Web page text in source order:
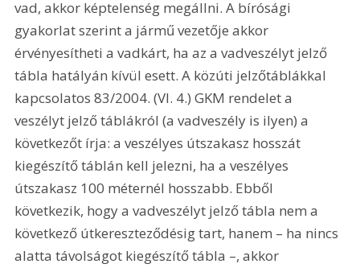
vad, akkor képtelenség megállni. A bírósági
gyakorlat szerint a jármű vezetője akkor
érvényesítheti a vadkárt, ha az a vadveszélyt jelző
tábla hatályán kívül esett. A közúti jelzőtáblákkal
kapcsolatos 83/2004. (VI. 4.) GKM rendelet a
veszélyt jelző táblákról (a vadveszély is ilyen) a
következőt írja: a veszélyes útszakasz hosszát
kiegészítő táblán kell jelezni, ha a veszélyes
útszakasz 100 méternél hosszabb. Ebből
következik, hogy a vadveszélyt jelző tábla nem a
következő útkereszteződésig tart, hanem – ha nincs
alatta távolságot kiegészítő tábla –, akkor